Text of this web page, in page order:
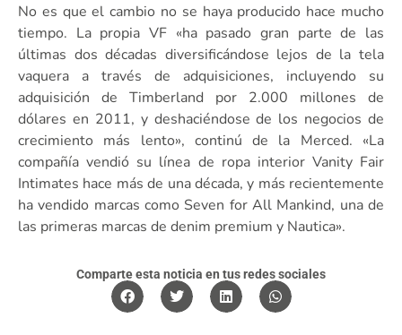
No es que el cambio no se haya producido hace mucho
tiempo. La propia VF «ha pasado gran parte de las
últimas dos décadas diversificándose lejos de la tela
vaquera a través de adquisiciones, incluyendo su
adquisición de Timberland por 2.000 millones de
dólares en 2011, y deshaciéndose de los negocios de
crecimiento más lento», continú de la Merced. «La
compañía vendió su línea de ropa interior Vanity Fair
Intimates hace más de una década, y más recientemente
ha vendido marcas como Seven for All Mankind, una de
las primeras marcas de denim premium y Nautica».
Comparte esta noticia en tus redes sociales